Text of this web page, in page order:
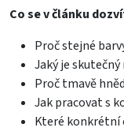
Co se v článku
Proč stejné
Jaký je
Proč tmavě
Jak pracovat s
Které konkrétní